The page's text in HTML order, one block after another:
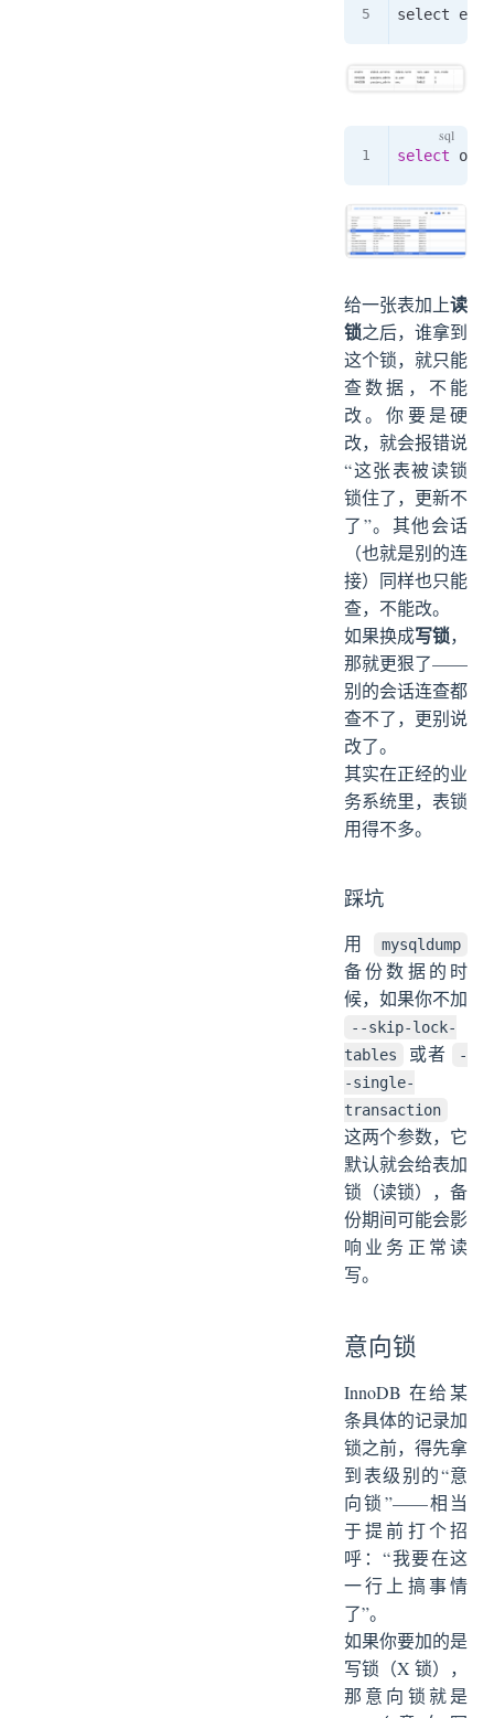
select
给一张表加上读
锁之后，谁拿到
这个锁，就只能
查数据，不能
改。你要是硬
改，就会报错说
“这张表被读锁
锁住了，更新不
了”。其他会话
（也就是别的连
接）同样也只能
查，不能改。
如果换成写锁，
那就更狠了——
别的会话连查都
查不了，更别说
改了。
其实在正经的业
务系统里，表锁
用得不多。
踩坑
用 mysqldump
备份数据的时
候，如果你不加
--skip-lock-
tables
或者
-
-single-
transaction
这两个参数，它
默认就会给表加
锁（读锁），备
份期间可能会影
响业务正常读
写。
意向锁
InnoDB 在给某
条具体的记录加
锁之前，得先拿
到表级别的“意
向锁”——相当
于提前打个招
呼：“我要在这
一行上搞事情
了”。
如果你要加的是
写锁（X 锁），
那意向锁就是